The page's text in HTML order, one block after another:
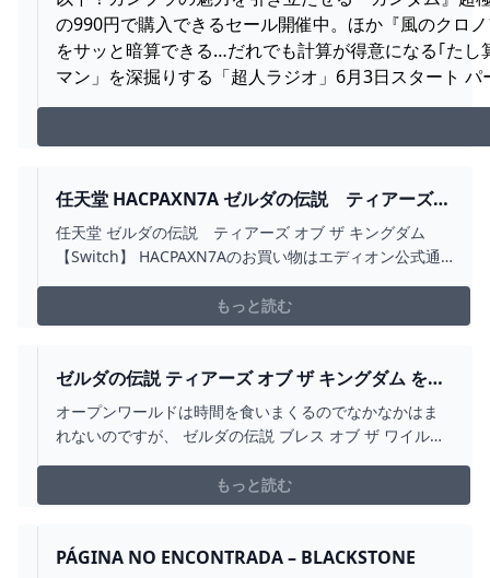
の990円で購入できるセール開催中。ほか『風のクロ
をサッと暗算できる…だれでも計算が得意になる｢た
マン」を深掘りする「超人ラジオ」6月3日スタート
任天堂 HACPAXN7A ゼルダの伝説 ティアーズ
オブ ザ キングダム 【SWITCH】 エディオン公式
通販
任天堂 ゼルダの伝説 ティアーズ オブ ザ キングダム
【Switch】 HACPAXN7Aのお買い物はエディオン公式通
後のアフターサービスも安心です！
もっと読む
ゼルダの伝説 ティアーズ オブ ザ キングダム を購
入 TATS SHIBATA 柴田竜典 シバタツ
オープンワールドは時間を食いまくるのでなかなかはま
れないのですが、 ゼルダの伝説 ブレス オブ ザ ワイルド
もっと読む
PÁGINA NO ENCONTRADA – BLACKSTONE